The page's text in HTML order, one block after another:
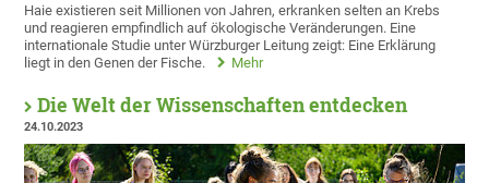
Haie existieren seit Millionen von Jahren, erkranken selten an Krebs
und reagieren empfindlich auf ökologische Veränderungen. Eine
internationale Studie unter Würzburger Leitung zeigt: Eine Erklärung
liegt in den Genen der Fische.
Mehr
Die Welt der Wissenschaften entdecken
24.10.2023